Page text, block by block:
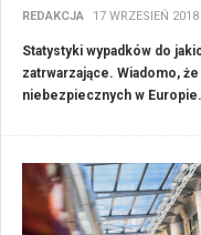
REDAKCJA 17 WRZESIEŃ 2018
Statystyki wypadków do
zatrwarzające. Wiadomo,
niebezpiecznych w
różnica. Co zatem ma
instruktorów nauki jazdy
polskich kierowców.